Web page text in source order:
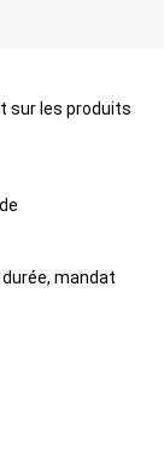
sur les produits
mandat